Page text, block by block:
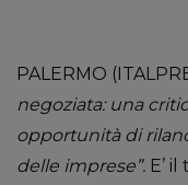
PALERMO
negoziata: una
opportunità di
delle imprese”. E’